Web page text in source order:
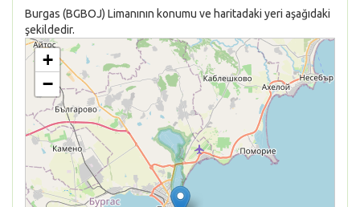
Burgas (BGBOJ) Limanının konumu ve haritadaki yeri aşağıdaki
şekildedir.
+
−